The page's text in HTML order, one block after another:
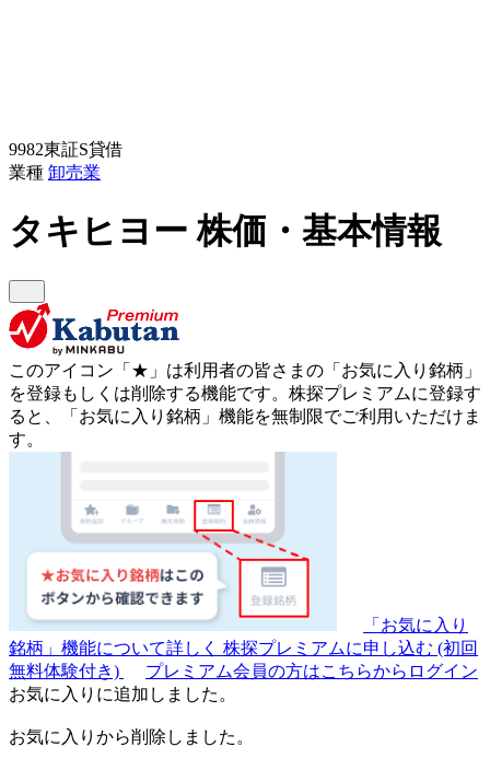
9982東証S貸借
業種 卸売業
タキヒヨー株価・基本情報
このアイコン 「★」 は利用者の皆さまの 「お気に入り銘柄」
を登録もしくは削除する機能です。 株探プレミアムに登録す
ると、「お気に入り銘柄」機能を無制限でご利用いただけま
す。
「お気に入り
銘柄」機能について詳しく 株探プレミアムに申し込む (初回
無料体験付き)
プレミアム会員の方はこちらからログイン
お気に入りに追加しました。
お気に入りから削除しました。